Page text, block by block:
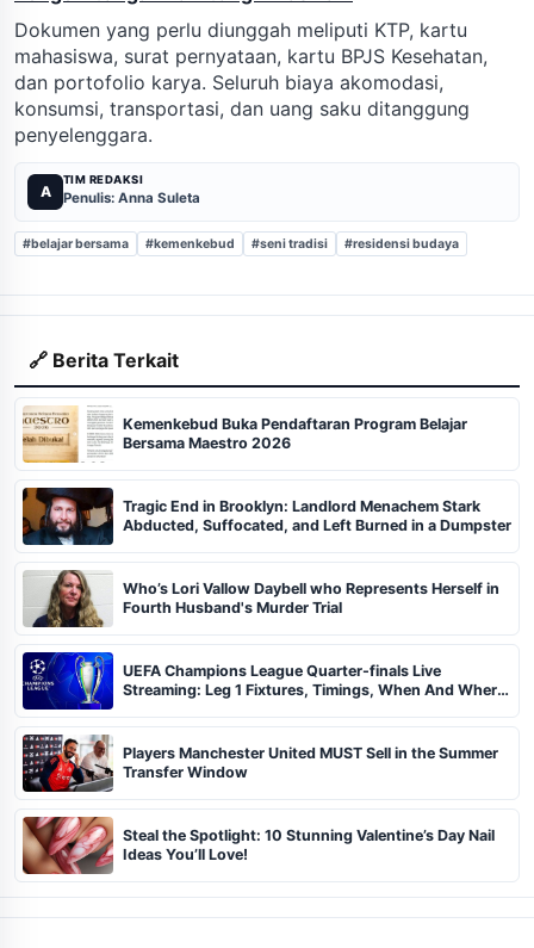
Dokumen yang perlu diunggah meliputi KTP, kartu
mahasiswa, surat pernyataan, kartu BPJS Kesehatan,
dan portofolio karya. Seluruh biaya akomodasi,
konsumsi, transportasi, dan uang saku ditanggung
penyelenggara.
A
TIM REDAKSI
Penulis: Anna Suleta
#belajar bersama #kemenkebud #seni tradisi #residensi budaya
🔗 Berita Terkait
Kemenkebud Buka Pendaftaran Program Belajar
Bersama Maestro 2026
Tragic End in Brooklyn: Landlord Menachem Stark
Abducted, Suffocated, and Left Burned in a Dumpster
Who’s Lori Vallow Daybell who Represents Herself in
Fourth Husband's Murder Trial
UEFA Champions League Quarter-finals Live
Streaming: Leg 1 Fixtures, Timings, When And Where
Players Manchester United MUST Sell in the Summer
Transfer Window
Steal the Spotlight: 10 Stunning Valentine’s Day Nail
Ideas You’ll Love!